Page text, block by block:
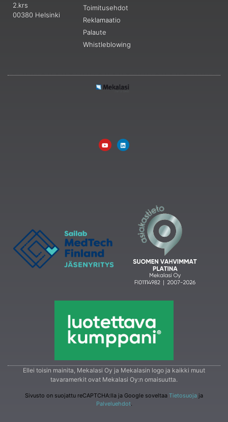
2.krs
00380 Helsinki
Toimitusehdot
Reklamaatio
Palaute
Whistleblowing
Ellei toisin mainita, Mekalasi Oy ja Mekalasin logo ja kaikki muut
tavaramerkit ovat Mekalasi Oy:n omaisuutta.
Sivusto on suojattu reCAPTCHA:lla ja Google soveltaa Tietosuoja ja
Palveluehdot.